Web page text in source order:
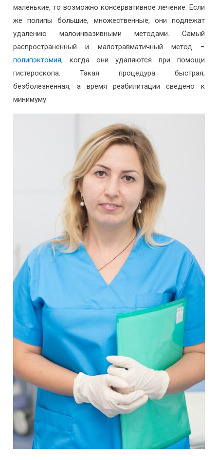
маленькие, то возможно консервативное лечение. Если
же полипы большие, множественные, они подлежат
удалению малоинвазивными методами. Самый
распространенный и малотравматичный метод –
полипэктомия, когда они удаляются при помощи
гистероскопа. Такая процедура быстрая,
безболезненная, а время реабилитации сведено к
минимуму.